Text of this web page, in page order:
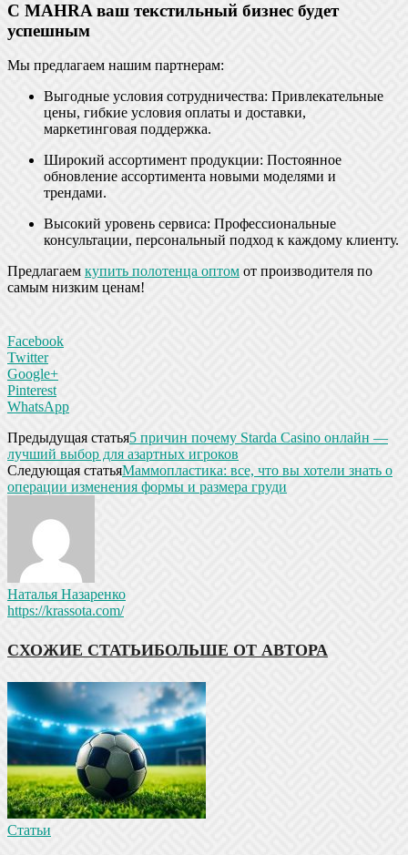
С MAHRA ваш текстильный бизнес будет
успешным
Мы предлагаем нашим партнерам:
Выгодные условия сотрудничества: Привлекательные
цены, гибкие условия оплаты и доставки,
маркетинговая поддержка.
Широкий ассортимент продукции: Постоянное
обновление ассортимента новыми моделями и
трендами.
Высокий уровень сервиса: Профессиональные
консультации, персональный подход к каждому клиенту.
Предлагаем купить полотенца оптом от производителя по
самым низким ценам!
Facebook
Twitter
Google+
Pinterest
WhatsApp
Предыдущая статья5 причин почему Starda Сasinо онлайн —
лучший выбор для азартных игроков
Следующая статьяМаммопластика: все, что вы хотели знать о
операции изменения формы и размера груди
Наталья Назаренко
https://krassota.com/
СХОЖИЕ СТАТЬИБОЛЬШЕ ОТ АВТОРА
Статьи